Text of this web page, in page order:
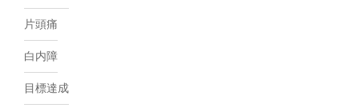
片頭痛
白内障
目標達成